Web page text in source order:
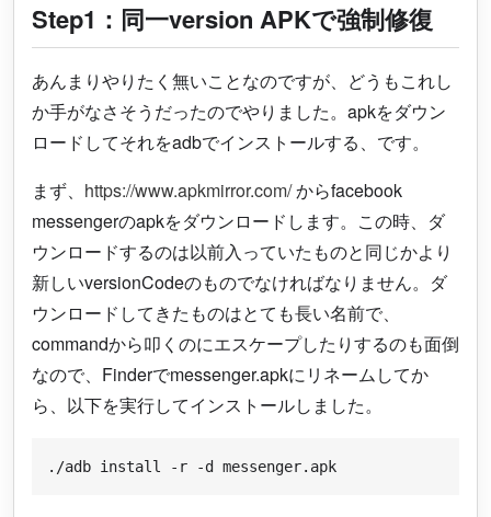
Step1：同一version APKで強制修復
あんまりやりたく無いことなのですが、どうもこれし
か手がなさそうだったのでやりました。apkをダウン
ロードしてそれをadbでインストールする、です。
まず、 https://www.apkmirror.com/からfacebook
messengerのapkをダウンロードします。この時、ダ
ウンロードするのは以前入っていたものと同じかより
新しいversionCodeのものでなければなりません。ダ
ウンロードしてきたものはとても長い名前で、
commandから叩くのにエスケープしたりするのも面倒
なので、Finderでmessenger.apkにリネームしてか
ら、以下を実行してインストールしました。